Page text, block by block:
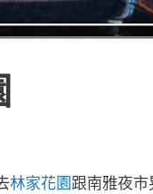
林家花園跟南雅夜